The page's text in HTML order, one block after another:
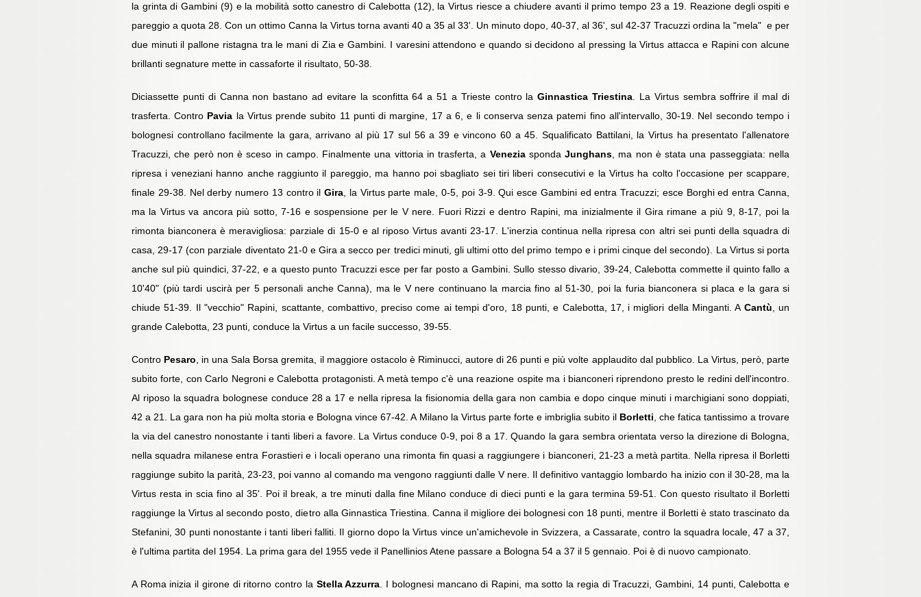
la grinta di Gambini (9) e la mobilità sotto canestro di Calebotta (12), la Virtus riesce a chiudere avanti il primo tempo 23 a 19. Reazione degli ospiti e
pareggio a quota 28. Con un ottimo Canna la Virtus torna avanti 40 a 35 al 33'. Un minuto dopo, 40-37, al 36', sul 42-37 Tracuzzi ordina la "mela" e per
due minuti il pallone ristagna tra le mani di Zia e Gambini. I varesini attendono e quando si decidono al pressing la Virtus attacca e Rapini con alcune
brillanti segnature mette in cassaforte il risultato, 50-38.
Diciassette punti di Canna non bastano ad evitare la sconfitta 64 a 51 a Trieste contro laGinnastica Triestina . La Virtus sembra soffrire il mal di
trasferta. Contro Pavia la Virtus prende subito 11 punti di margine, 17 a 6, e li conserva senza patemi fino all'intervallo, 30-19. Nel secondo tempo i
bolognesi controllano facilmente la gara, arrivano al più 17 sul 56 a 39 e vincono 60 a 45. Squalificato Battilani, la Virtus ha presentato l'allenatore
Tracuzzi, che però non è sceso in campo. Finalmente una vittoria in trasferta, a VeneziaspondaJunghans , ma non è stata una passeggiata: nella
ripresa i veneziani hanno anche raggiunto il pareggio, ma hanno poi sbagliato sei tiri liberi consecutivi e la Virtus ha colto l'occasione per scappare,
finale 29-38. Nel derby numero 13 contro ilGira , la Virtus parte male, 0-5, poi 3-9. Qui esce Gambini ed entra Tracuzzi; esce Borghi ed entra Canna,
ma la Virtus va ancora più sotto, 7-16 e sospensione per le V nere. Fuori Rizzi e dentro Rapini, ma inizialmente il Gira rimane a più 9, 8-17, poi la
rimonta bianconera è meravigliosa: parziale di 15-0 e al riposo Virtus avanti 23-17. L'inerzia continua nella ripresa con altri sei punti della squadra di
casa, 29-17 (con parziale diventato 21-0 e Gira a secco per tredici minuti, gli ultimi otto del primo tempo e i primi cinque del secondo). La Virtus si porta
anche sul più quindici, 37-22, e a questo punto Tracuzzi esce per far posto a Gambini. Sullo stesso divario, 39-24, Calebotta commette il quinto fallo a
10'40" (più tardi uscirà per 5 personali anche Canna), ma le V nere continuano la marcia fino al 51-30, poi la furia bianconera si placa e la gara si
chiude 51-39. Il "vecchio" Rapini, scattante, combattivo, preciso come ai tempi d'oro, 18 punti, e Calebotta, 17, i migliori della Minganti. A Cantù , un
grande Calebotta, 23 punti, conduce la Virtus a un facile successo, 39-55.
Contro Pesaro , in una Sala Borsa gremita, il maggiore ostacolo è Riminucci, autore di 26 punti e più volte applaudito dal pubblico. La Virtus, però, parte
subito forte, con Carlo Negroni e Calebotta protagonisti. A metà tempo c'è una reazione ospite ma i bianconeri riprendono presto le redini dell'incontro.
Al riposo la squadra bolognese conduce 28 a 17 e nella ripresa la fisionomia della gara non cambia e dopo cinque minuti i marchigiani sono doppiati,
42 a 21. La gara non ha più molta storia e Bologna vince 67-42. A Milano la Virtus parte forte e imbriglia subito il Borletti , che fatica tantissimo a trovare
la via del canestro nonostante i tanti liberi a favore. La Virtus conduce 0-9, poi 8 a 17. Quando la gara sembra orientata verso la direzione di Bologna,
nella squadra milanese entra Forastieri e i locali operano una rimonta fin quasi a raggiungere i bianconeri, 21-23 a metà partita. Nella ripresa il Borletti
raggiunge subito la parità, 23-23, poi vanno al comando ma vengono raggiunti dalle V nere. Il definitivo vantaggio lombardo ha inizio con il 30-28, ma la
Virtus resta in scia fino al 35'. Poi il break, a tre minuti dalla fine Milano conduce di dieci punti e la gara termina 59-51. Con questo risultato il Borletti
raggiunge la Virtus al secondo posto, dietro alla Ginnastica Triestina. Canna il migliore dei bolognesi con 18 punti, mentre il Borletti è stato trascinato da
Stefanini, 30 punti nonostante i tanti liberi falliti. Il giorno dopo la Virtus vince un'amichevole in Svizzera, a Cassarate, contro la squadra locale, 47 a 37,
è l'ultima partita del 1954. La prima gara del 1955 vede il Panellinios Atene passare a Bologna 54 a 37 il 5 gennaio. Poi è di nuovo campionato.
A Roma inizia il girone di ritorno contro la Stella Azzurra . I bolognesi mancano di Rapini, ma sotto la regia di Tracuzzi, Gambini, 14 punti, Calebotta e